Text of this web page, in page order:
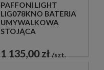
PAFFONI LIGHT
LIG078KNO BATERIA
UMYWALKOWA
STOJĄCA
CZARNA
1 135,00 zł szt.